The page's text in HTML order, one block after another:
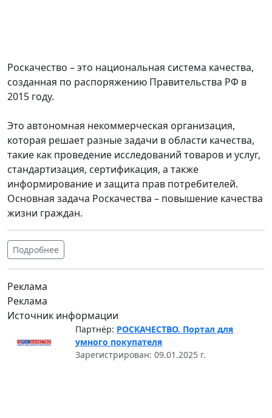
Роскачество – это национальная система качества,
созданная по распоряжению Правительства РФ в
2015 году.
Это автономная некоммерческая организация,
которая решает разные задачи в области качества,
такие как проведение исследований товаров и услуг,
стандартизация, сертификация, а также
информирование и защита прав потребителей.
Основная задача Роскачества – повышение качества
жизни граждан.
Подробнее
Реклама
Реклама
Источник информации
Партнёр: РОСКАЧЕСТВО. Портал для
умного покупателя
Зарегистрирован: 09.01.2025 г.